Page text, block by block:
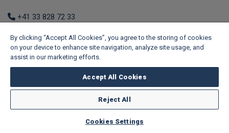
+41 33 828 72 33
Web
FOLLOW US
FacebookYoutubeTikTokInstagramTripadvisor
Gutschein- und Ticketsystem
By clicking “Accept All Cookies”, you agree to the storing of cookies
on your device to enhance site navigation, analyze site usage, and
assist in our marketing efforts.
Accept All Cookies
Reject All
Cookies Settings